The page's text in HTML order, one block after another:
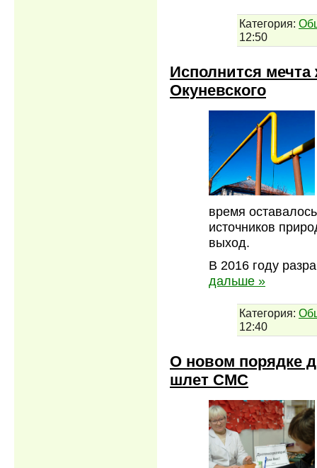
Категория:
12:50
Исполнится
Окуневского
время
источников
выход.
В 2016 году
дальше »
Категория:
12:40
О новом порядке
шлет СМС